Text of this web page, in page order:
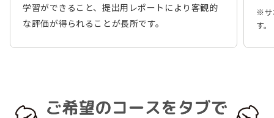
学習ができること、提出用レポートにより客観的
な評価が得られることが長所です。
※サ
す。